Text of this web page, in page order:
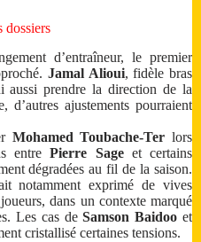
dossiers
d’entraîneur, le premier
Jamal Alioui, fidèle bras
aussi prendre la direction de la
d’autres ajustements pourraient
Mohamed Toubache-Ter lors
entrePierre Sageet certains
dégradées au fil de la saison.
notamment exprimé de vives
dans un contexte marqué
Les cas deSamson Baidoo et
cristallisé certaines tensions.